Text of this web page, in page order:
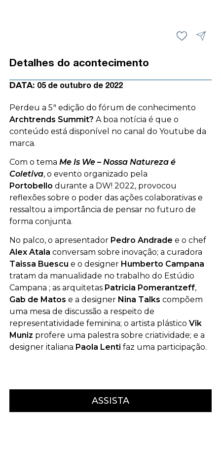
Detalhes do acontecimento
DATA: 05 de outubro de 2022
Perdeu a 5ª edição do fórum de conhecimento
Archtrends Summit? A boa notícia é que o
conteúdo está disponível no canal do Youtube da
marca.
Com o tema Me Is We – Nossa Natureza é
Coletiva, o evento organizado pela
Portobello durante a DW! 2022, provocou
reflexões sobre o poder das ações colaborativas e
ressaltou a importância de pensar no futuro de
forma conjunta.
No palco, o apresentador Pedro Andrade e o chef
Alex Atala conversam sobre inovação; a curadora
Taissa Buescu e o designer Humberto Campana
tratam da manualidade no trabalho do Estúdio
Campana ; as arquitetas Patricia Pomerantzeff,
Gab de Matos e a designer Nina Talks compõem
uma mesa de discussão a respeito de
representatividade feminina; o artista plástico Vik
Muniz profere uma palestra sobre criatividade; e a
designer italiana Paola Lenti faz uma participação.
ASSISTA